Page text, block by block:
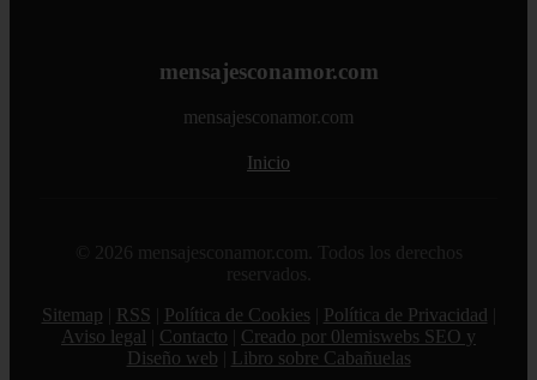
mensajesconamor.com
mensajesconamor.com
Inicio
© 2026 mensajesconamor.com. Todos los derechos
reservados.
Sitemap
RSS Política de Cookies Política de Privacidad
Aviso legal
Contacto
Creado por 0lemiswebs SEO y
Diseño web
Libro sobre Cabañuelas